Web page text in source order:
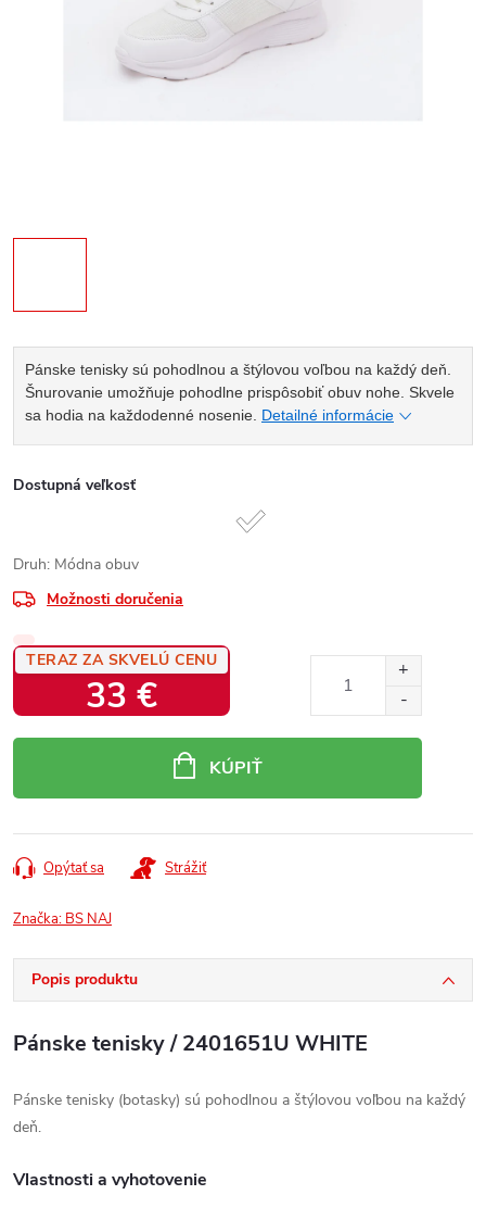
Pánske tenisky sú pohodlnou a štýlovou voľbou na každý deň.
Šnurovanie umožňuje pohodlne prispôsobiť obuv nohe. Skvele
sa hodia na každodenné nosenie. Detailné informácie
Dostupná veľkosť
Druh: Módna obuv
Možnosti doručenia
TERAZ ZA SKVELÚ CENU
33 €
KÚPIŤ
Opýtať sa Strážiť
Značka: BS NAJ
Popis produktu
Pánske tenisky / 2401651U WHITE
Pánske tenisky (botasky) sú pohodlnou a štýlovou voľbou na každý
deň.
Vlastnosti a vyhotovenie